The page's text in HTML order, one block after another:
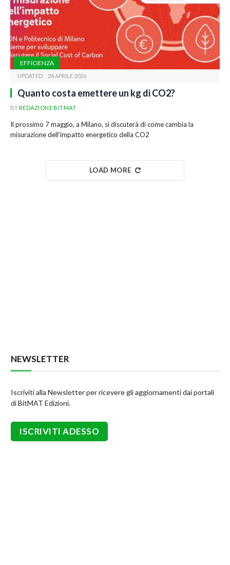
EFFICIENZA
UPDATED: 24 APRILE 2026
Quanto costa emettere un kg di CO2?
BYREDAZIONE BITMAT
Il prossimo 7 maggio, a Milano, si discuterà di come cambia la
misurazione dell’impatto energetico della CO2
LOAD MORE
NEWSLETTER
Iscriviti alla Newsletter per ricevere gli aggiornamenti dai portali
di BitMAT Edizioni.